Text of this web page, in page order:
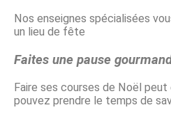
Nos enseignes spécialisées
un lieu de fête
Faites une pause
Faire ses courses de Noël
pouvez prendre le temps de